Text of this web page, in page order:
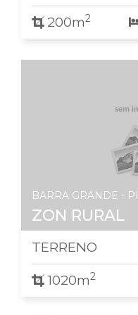
200m2
BARRA GRANDE - PI
ZON RURAL
TERRENO
1020m2